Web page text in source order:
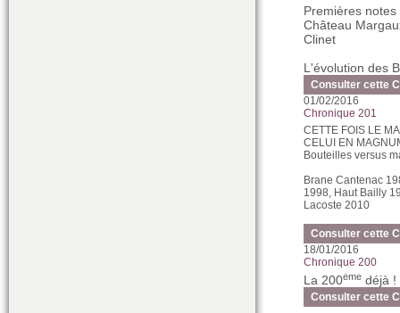
Premières
Château
Clinet
L'évolution des
Consulter cette
01/02/2016
Chronique 201
CETTE FOIS LE
CELUI EN
Bouteilles versus
Brane Cantenac
1998, Haut Bailly
Lacoste 2010
Consulter cette
18/01/2016
Chronique 200
La 200ème déjà !
Consulter cette